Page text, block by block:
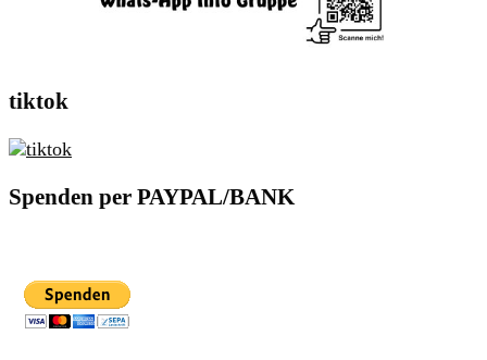
tiktok
Spenden per PAYPAL/BANK